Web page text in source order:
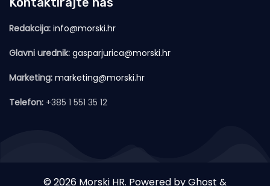
Redakcija: info@morski.hr
Glavni urednik: gasparjurica@morski.hr
Marketing: marketing@morski.hr
Telefon: +385 1 551 35 12
© 2026 Morski HR. Powered byGhost &